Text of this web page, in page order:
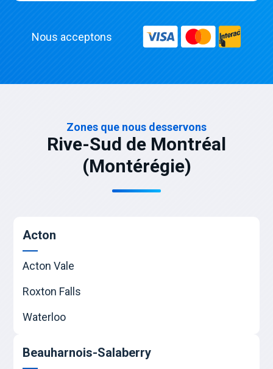
Nous acceptons
Zones que nous desservons
Rive-Sud de Montréal
(Montérégie)
Acton
Acton Vale
Roxton Falls
Waterloo
Beauharnois-Salaberry